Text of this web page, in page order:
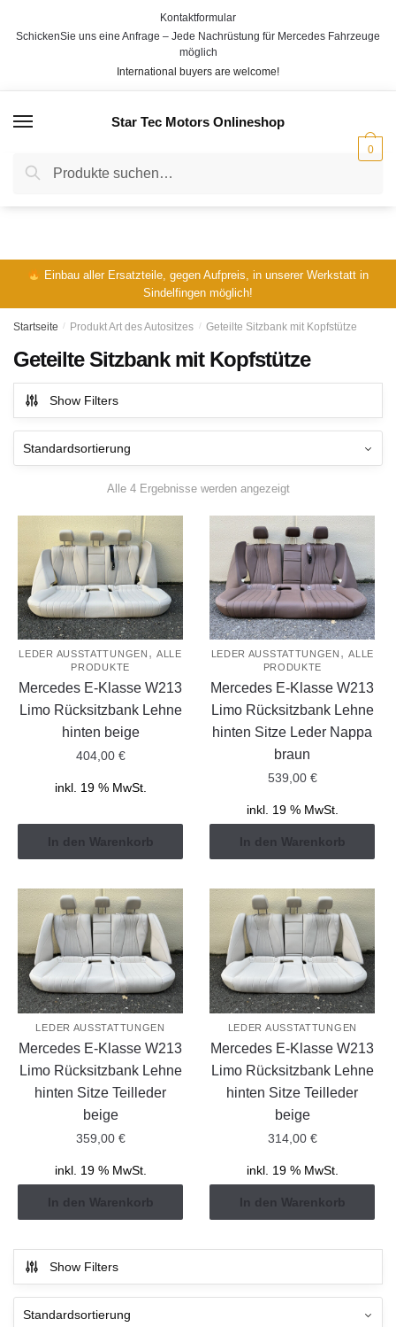
Kontaktformular
SchickenSie uns eine Anfrage – Jede Nachrüstung für Mercedes Fahrzeuge
möglich
International buyers are welcome!
Star Tec Motors Onlineshop
Suche
nach:
Suche
0
Einbau aller Ersatzteile, gegen Aufpreis, in unserer Werkstatt in
Sindelfingen möglich!
Startseite / Produkt Art des Autositzes / Geteilte Sitzbank mit Kopfstütze
Geteilte Sitzbank mit Kopfstütze
Show Filters
Alle 4 Ergebnisse werden angezeigt
LEDER AUSSTATTUNGEN ,ALLE
PRODUKTE
Mercedes E-Klasse W213
Limo Rücksitzbank Lehne
hinten beige
404,00 €
inkl. 19 % MwSt.
In den Warenkorb
LEDER AUSSTATTUNGEN ,ALLE
PRODUKTE
Mercedes E-Klasse W213
Limo Rücksitzbank Lehne
hinten Sitze Leder Nappa
braun
539,00 €
inkl. 19 % MwSt.
In den Warenkorb
LEDER AUSSTATTUNGEN
Mercedes E-Klasse W213
Limo Rücksitzbank Lehne
hinten Sitze Teilleder
beige
359,00 €
inkl. 19 % MwSt.
In den Warenkorb
LEDER AUSSTATTUNGEN
Mercedes E-Klasse W213
Limo Rücksitzbank Lehne
hinten Sitze Teilleder
beige
314,00 €
inkl. 19 % MwSt.
In den Warenkorb
Show Filters